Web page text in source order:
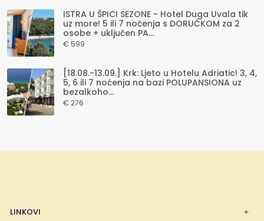
ISTRA U ŠPICI SEZONE - Hotel Duga Uvala tik
uz more! 5 ili 7 noćenja s DORUČKOM za 2
osobe + uključen PA...
€ 599
[18.08.-13.09.] Krk: Ljeto u Hotelu Adriatic! 3, 4,
5, 6 ili 7 noćenja na bazi POLUPANSIONA uz
bezalkoho...
€ 276
LINKOVI